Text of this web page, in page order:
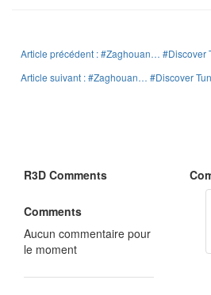
Article précédent : #Zaghouan… #Discover
Article suivant : #Zaghouan… #Discover
R3D Comments
Comments
Aucun commentaire pour
le moment